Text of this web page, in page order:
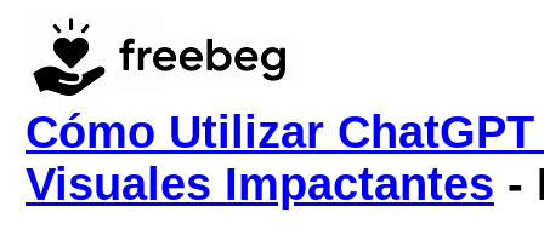
Cómo Utilizar
Visuales Impactantes -